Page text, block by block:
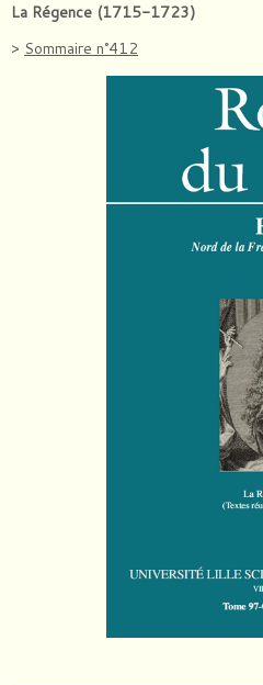
La Régence (1715-1723)
> Sommaire n°412